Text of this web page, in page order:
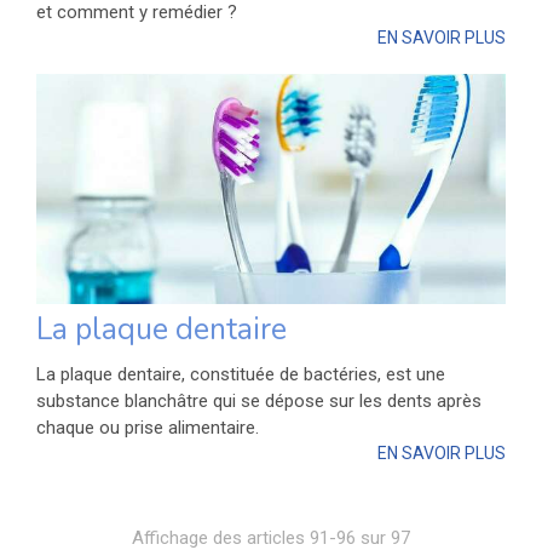
et comment y remédier ?
EN SAVOIR PLUS
La plaque dentaire
La plaque dentaire, constituée de bactéries, est une
substance blanchâtre qui se dépose sur les dents après
chaque ou prise alimentaire.
EN SAVOIR PLUS
Affichage des articles 91-96 sur 97